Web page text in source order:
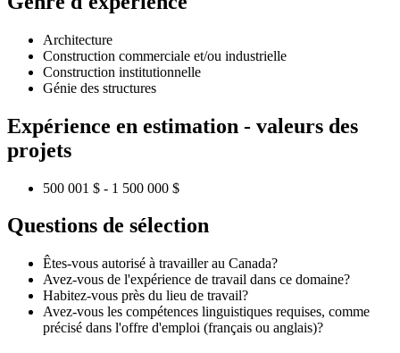
Architecture
Construction commerciale et/ou industrielle
Construction institutionnelle
Génie des structures
Expérience en estimation - valeurs des
projets
500 001 $ - 1 500 000 $
Questions de sélection
Êtes-vous autorisé à travailler au Canada?
Avez-vous de l'expérience de travail dans ce domaine?
Habitez-vous près du lieu de travail?
Avez-vous les compétences linguistiques requises, comme
précisé dans l'offre d'emploi (français ou anglais)?